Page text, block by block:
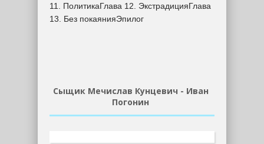
11. ПолитикаГлава 12. ЭкстрадицияГлава
13. Без покаянияЭпилог
Cыщик Мечислав Кунцевич - Иван
Погонин